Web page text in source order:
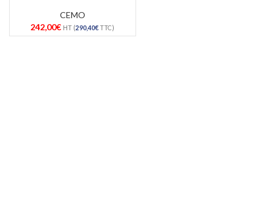
CEMO
242,00€ HT (290,40€TTC)